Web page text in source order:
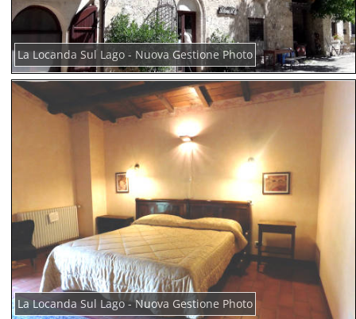
La Locanda Sul Lago - Nuova Gestione Photo
La Locanda Sul Lago - Nuova Gestione Photo